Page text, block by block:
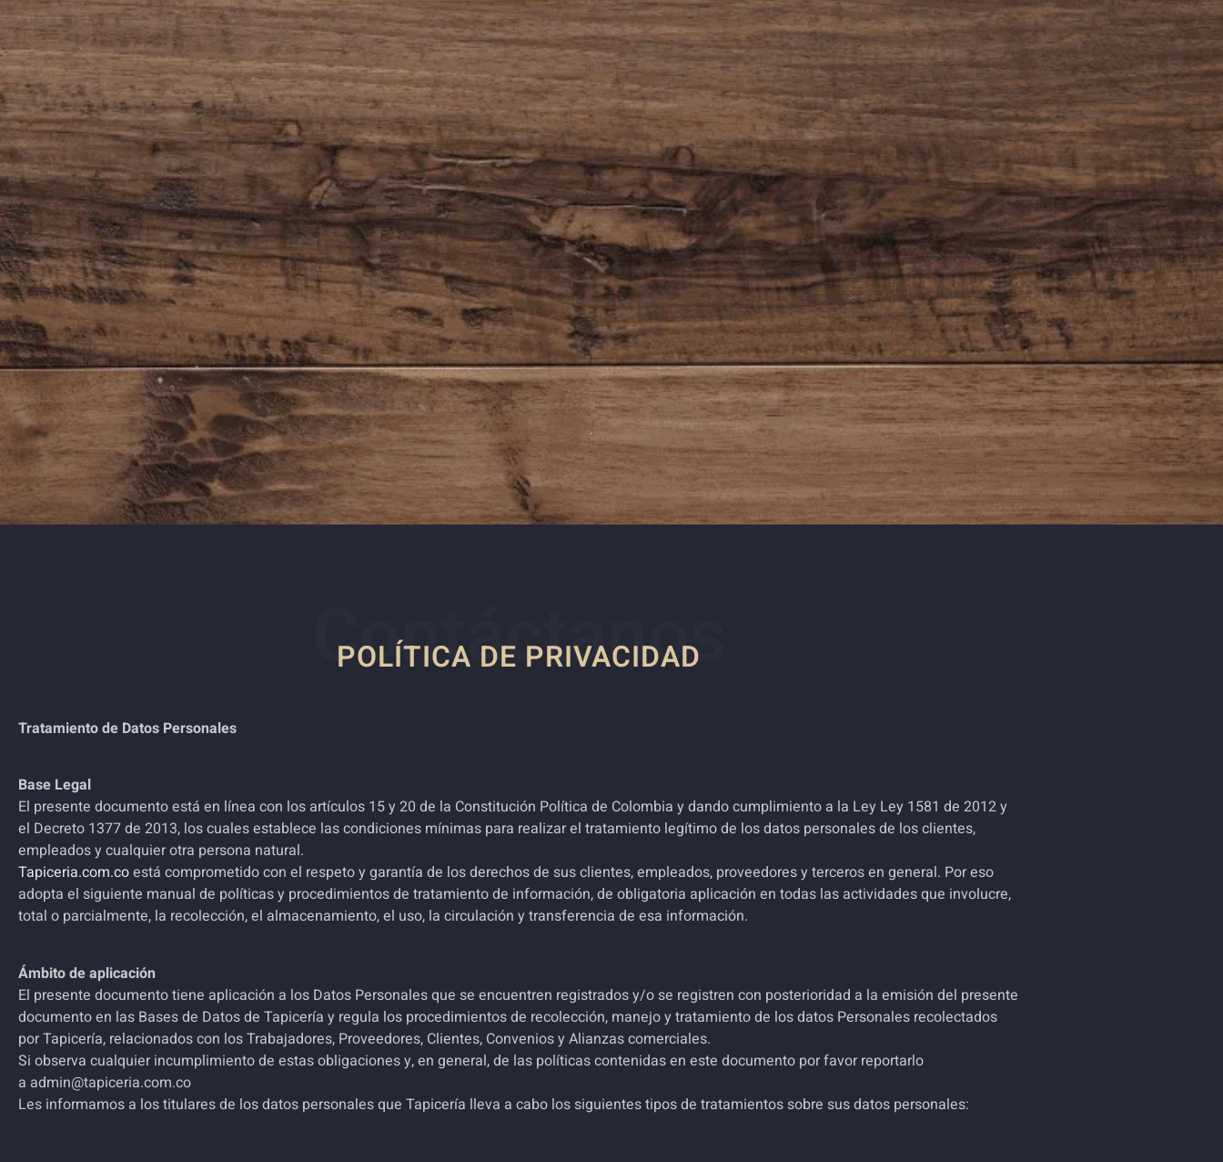
POLÍTICA DE PRIVACIDAD
Contáctanos
Tratamiento de Datos Personales
Base Legal
El presente documento está en línea con los artículos 15 y 20 de la Constitución Política de Colombia y dando cumplimiento a la Ley Ley 1581 de 2012 y
el Decreto 1377 de 2013, los cuales establece las condiciones mínimas para realizar el tratamiento legítimo de los datos personales de los clientes,
empleados y cualquier otra persona natural.
Tapiceria.com.coestá comprometido con el respeto y garantía de los derechos de sus clientes, empleados, proveedores y terceros en general. Por eso
adopta el siguiente manual de políticas y procedimientos de tratamiento de información, de obligatoria aplicación en todas las actividades que involucre,
total o parcialmente, la recolección, el almacenamiento, el uso, la circulación y transferencia de esa información.
Ámbito de aplicación
El presente documento tiene aplicación a los Datos Personales que se encuentren registrados y/o se registren con posterioridad a la emisión del presente
documento en las Bases de Datos de Tapicería y regula los procedimientos de recolección, manejo y tratamiento de los datos Personales recolectados
por Tapicería, relacionados con los Trabajadores, Proveedores, Clientes, Convenios y Alianzas comerciales.
Si observa cualquier incumplimiento de estas obligaciones y, en general, de las políticas contenidas en este documento por favor reportarlo
a admin@tapiceria.com.co
Les informamos a los titulares de los datos personales que Tapicería lleva a cabo los siguientes tipos de tratamientos sobre sus datos personales: